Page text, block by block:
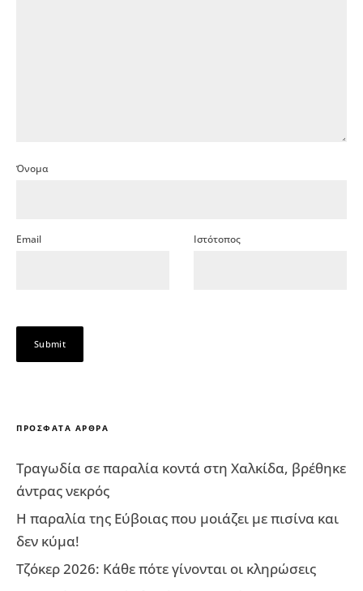
Όνομα
Email Ιστότοπος
ΠΡΌΣΦΑΤΑ ΆΡΘΡΑ
Τραγωδία σε παραλία κοντά στη Χαλκίδα, βρέθηκε
άντρας νεκρός
Η παραλία της Εύβοιας που μοιάζει με πισίνα και
δεν κύμα!
Τζόκερ 2026: Κάθε πότε γίνονται οι κληρώσεις